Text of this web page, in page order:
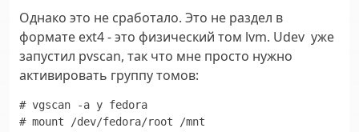
Однако это не сработало. Это не раздел в
формате ext4 - это физический том lvm. Udev уже
запустил pvscan, так что мне просто нужно
активировать группу томов:
# vgscan -a y fedora
# mount /dev/fedora/root /mnt